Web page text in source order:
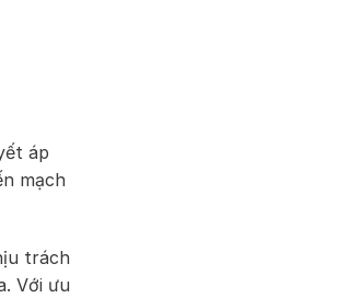
áp
mạch
trách
Với ưu